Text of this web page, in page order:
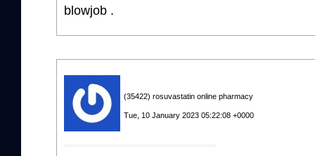
blowjob .
(35422) rosuvastatin online pharmacy
Tue, 10 January 2023 05:22:08 +0000